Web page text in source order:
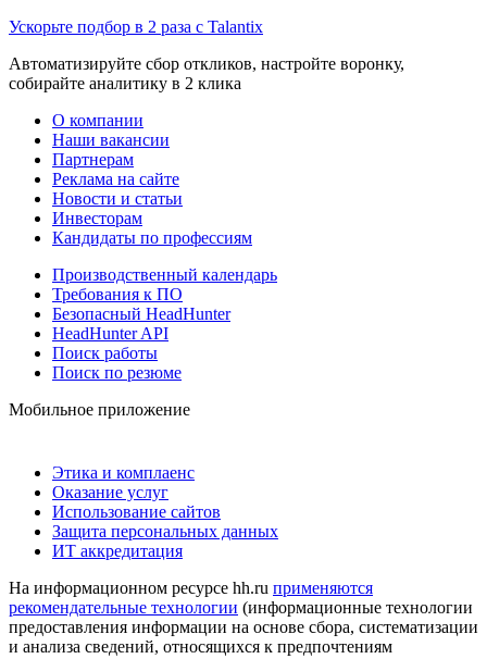
Ускорьте подбор в 2 раза с Talantix
Автоматизируйте сбор откликов, настройте воронку,
собирайте аналитику в 2 клика
О компании
Наши вакансии
Партнерам
Реклама на сайте
Новости и статьи
Инвесторам
Кандидаты по профессиям
Производственный календарь
Требования к ПО
Безопасный HeadHunter
HeadHunter API
Поиск работы
Поиск по резюме
Мобильное приложение
Этика и комплаенс
Оказание услуг
Использование сайтов
Защита персональных данных
ИТ аккредитация
На информационном ресурсе hh.ru применяются
рекомендательные технологии (информационные технологии
предоставления информации на основе сбора, систематизации
и анализа сведений, относящихся к предпочтениям